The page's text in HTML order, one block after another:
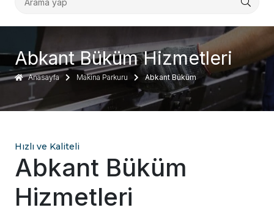
Abkant Büküm Hizmetleri
Anasayfa Makina Parkuru Abkant Büküm
Hızlı ve Kaliteli
Abkant Büküm
Hizmetleri